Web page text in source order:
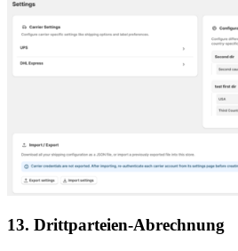
13. Drittparteien-Abrechnung